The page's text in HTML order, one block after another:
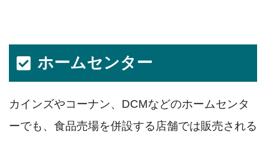
ホームセンター
カインズやコーナン、DCMなどのホームセンタ
ーでも、食品売場を併設する店舗では販売される